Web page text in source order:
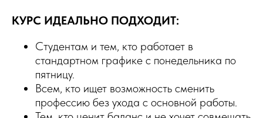
КУРС ИДЕАЛЬНО ПОДХОДИТ:
Студентам и тем, кто работает в
стандартном графике с понедельника по
пятницу.
Всем, кто ищет возможность сменить
профессию без ухода с основной работы.